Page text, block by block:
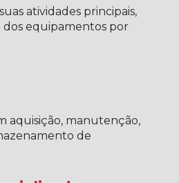
atividades principais,
dos equipamentos por
aquisição, manutenção,
de